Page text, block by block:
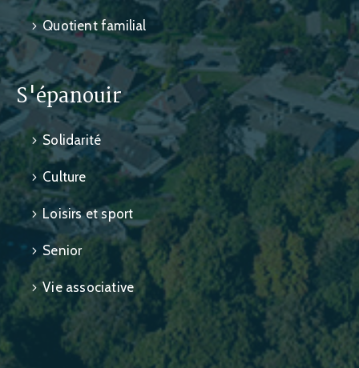
Quotient familial
S'épanouir
Solidarité
Culture
Loisirs et sport
Senior
Vie associative